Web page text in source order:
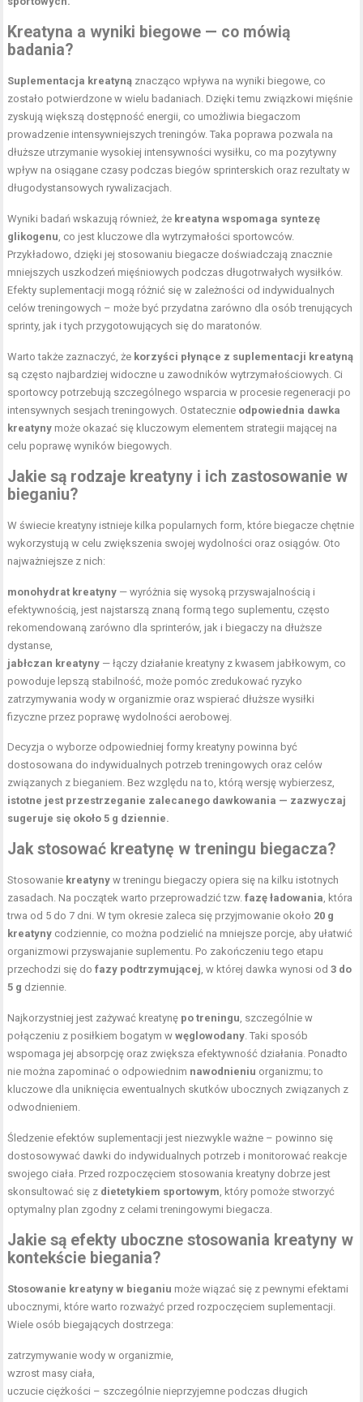
Kreatyna a wyniki biegowe — co mówią
badania?
Suplementacja kreatyną znacząco wpływa na wyniki biegowe, co
zostało potwierdzone w wielu badaniach. Dzięki temu związkowi mięśnie
zyskują większą dostępność energii, co umożliwia biegaczom
prowadzenie intensywniejszych treningów. Taka poprawa pozwala na
dłuższe utrzymanie wysokiej intensywności wysiłku, co ma pozytywny
wpływ na osiągane czasy podczas biegów sprinterskich oraz rezultaty w
długodystansowych rywalizacjach.
Wyniki badań wskazują również, że kreatyna wspomaga syntezę
glikogenu, co jest kluczowe dla wytrzymałości sportowców.
Przykładowo, dzięki jej stosowaniu biegacze doświadczają znacznie
mniejszych uszkodzeń mięśniowych podczas długotrwałych wysiłków.
Efekty suplementacji mogą różnić się w zależności od indywidualnych
celów treningowych – może być przydatna zarówno dla osób trenujących
sprinty, jak i tych przygotowujących się do maratonów.
Warto także zaznaczyć, że korzyści płynące z suplementacji kreatyną
są często najbardziej widoczne u zawodników wytrzymałościowych. Ci
sportowcy potrzebują szczególnego wsparcia w procesie regeneracji po
intensywnych sesjach treningowych. Ostatecznie odpowiednia dawka
kreatyny może okazać się kluczowym elementem strategii mającej na
celu poprawę wyników biegowych.
Jakie są rodzaje kreatyny i ich zastosowanie w
bieganiu?
W świecie kreatyny istnieje kilka popularnychform, które biegacze chętnie
wykorzystują w celu zwiększenia swojej wydolności oraz osiągów. Oto
najważniejsze z nich:
monohydrat kreatyny — wyróżnia się wysoką przyswajalnością i
efektywnością, jest najstarszą znaną formą tego suplementu, często
rekomendowaną zarówno dla sprinterów, jak i biegaczy na dłuższe
dystanse,
jabłczan kreatyny — łączy działanie kreatyny z kwasem jabłkowym, co
powoduje lepszą stabilność, może pomóc zredukować ryzyko
zatrzymywania wody w organizmie oraz wspierać dłuższe wysiłki
fizyczne przez poprawę wydolności aerobowej.
Decyzja o wyborze odpowiedniej formy kreatyny powinna być
dostosowana do indywidualnych potrzeb treningowych oraz celów
związanych z bieganiem. Bez względu na to, którą wersję wybierzesz,
istotne jest przestrzeganie zalecanego dawkowania — zazwyczaj
sugeruje się około 5 g dziennie.
Jak stosować kreatynę w treningu biegacza?
Stosowanie kreatyny w treningu biegaczy opiera się na kilku istotnych
zasadach. Na początek warto przeprowadzić tzw.fazę ładowania, która
trwa od 5 do 7 dni. W tym okresie zaleca się przyjmowanie około 20 g
kreatyny codziennie, co można podzielić na mniejsze porcje, aby ułatwić
organizmowi przyswajanie suplementu. Po zakończeniu tego etapu
przechodzi się dofazy podtrzymującej, w której dawka wynosi od3 do
5 g dziennie.
Najkorzystniej jest zażywać kreatynę po treningu, szczególnie w
połączeniu z posiłkiem bogatym wwęglowodany. Taki sposób
wspomaga jej absorpcję oraz zwiększa efektywność działania. Ponadto
nie można zapominać o odpowiednim nawodnieniu organizmu; to
kluczowe dla uniknięcia ewentualnych skutków ubocznych związanych z
odwodnieniem.
Śledzenie efektów suplementacji jest niezwykle ważne – powinno się
dostosowywać dawki do indywidualnych potrzeb i monitorować reakcje
swojego ciała. Przed rozpoczęciem stosowania kreatyny dobrze jest
skonsultować się z dietetykiem sportowym, który pomoże stworzyć
optymalny plan zgodny z celami treningowymi biegacza.
Jakie są efekty uboczne stosowania kreatyny w
kontekście biegania?
Stosowanie kreatyny w bieganiu może wiązać się z pewnymi efektami
ubocznymi, które warto rozważyć przed rozpoczęciem suplementacji.
Wiele osób biegających dostrzega:
zatrzymywanie wody w organizmie,
wzrost masy ciała,
uczucie ciężkości – szczególnie nieprzyjemne podczas długich